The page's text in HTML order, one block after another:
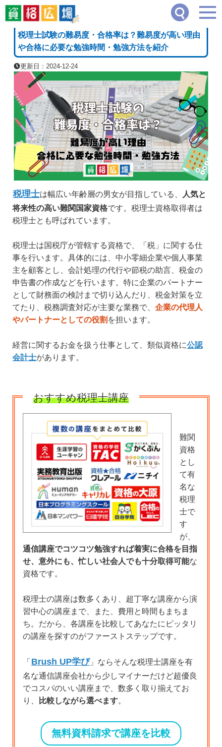
資格広場≫ 財務・金融・会計系 税理士試験の難易度・合格率は？難易度が高い
[PR]
税理士試験の難易度・合格率は？難易度が高い理由
や合格に必要な勉強時間・勉強方法を紹介
更新日：2024-12-24
税理士は幅広い年齢層の男女が目指している、
人気と
将来性の高い難関国家資格です。税理士資格取得者は
税理士とも呼ばれています。
税理士は国税庁が管轄する資格で、「税」に関する仕
事を行います。具体的には、中小零細企業や個人事業
主を顧客とし、会計処理の代行や節税の助言、税金の
申告書の作成などを行います。特に企業のパートナー
として財務面の検討まで切り込んだり、税金対策を立
てたり、税務調査対応が主要な業務で、 企業の代理人
やパートナーとしての役割 を担います。
経営に関するお金を扱う仕事として、類似資格に公認
会計士があります。
おすすめ税理士講座
難関
資格
とし
て有
名な
税理
士で
す
が、
通信講座でコツコツ勉強すれば着実に合格を目指
せ、意外にも、忙しい社会人でも十分取得可能な
資格です。
税理士の講座は数多くあり、超丁寧な講座から演
習中心の講座まで、また、費用と時間もまちま
ち。だから、各講座を比較してあなたにピッタリ
の講座を探すのがファーストステップです。
「 Brush UP学び」ならそんな税理士講座を有
名な通信講座会社から少しマイナーだけど超優良
でコスパのいい講座まで、数多く取り揃えてお
り、
比較しながら選べます。
無料資料請求で講座を比較